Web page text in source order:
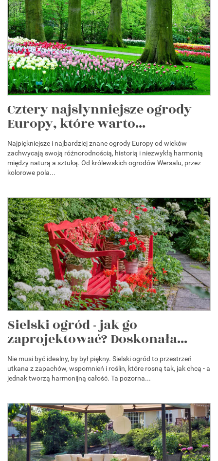
Cztery najsłynniejsze ogrody
Europy, które warto...
Najpiękniejsze i najbardziej znane ogrody Europy od wieków
zachwycają swoją różnorodnością, historią i niezwykłą harmonią
między naturą a sztuką. Od królewskich ogrodów Wersalu, przez
kolorowe pola...
Sielski ogród - jak go
zaprojektować? Doskonała...
Nie musi być idealny, by był piękny. Sielski ogród to przestrzeń
utkana z zapachów, wspomnień i roślin, które rosną tak, jak chcą - a
jednak tworzą harmonijną całość. Ta pozorna...